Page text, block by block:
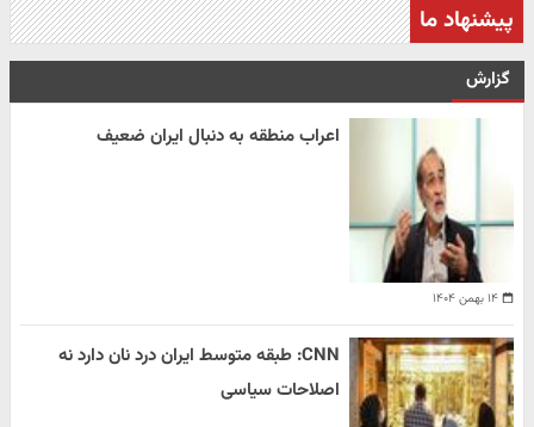
پیشنهاد ما
گزارش
۱۴ بهمن ۱۴۰۴
اعراب منطقه به دنبال ایران ضعیف
CNN: طبقه متوسط ایران درد نان دارد نه
اصلاحات سیاسی